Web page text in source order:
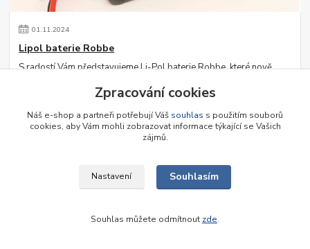
01.11.2024
Lipol baterie Robbe
S radostí Vám představujeme Li-Pol baterie Robbe, které nově
Zpracování cookies
Náš e-shop a partneři potřebují Váš souhlas s použitím souborů
cookies, aby Vám mohli zobrazovat informace týkající se Vašich
zájmů.
Nastavení Souhlasím
Souhlas můžete odmítnout zde.